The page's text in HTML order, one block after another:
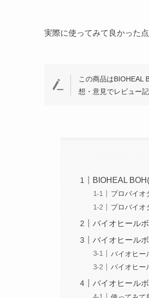
実際に使ってみて良かった
この商品はBIOHEAL
想・意見でレビュー
BIOHEAL
プロバイ
プロバイ
バイオヒール
バイオヒール
バイオヒー
バイオヒー
バイオヒール